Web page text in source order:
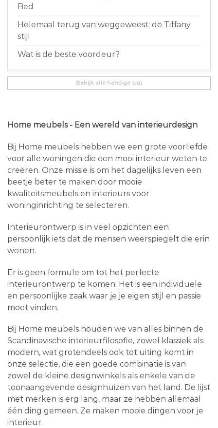
Bed
Helemaal terug van weggeweest: de Tiffany
stijl
Wat is de beste voordeur?
Bekijk alle handige tips
Home meubels - Een wereld van interieurdesign
Bij Home meubels hebben we een grote voorliefde
voor alle woningen die een mooi interieur weten te
creëren. Onze missie is om het dagelijks leven een
beetje beter te maken door mooie
kwaliteitsmeubels en interieurs voor
woninginrichting te selecteren.
Interieurontwerp is in veel opzichten een
persoonlijk iets dat de mensen weerspiegelt die erin
wonen.
Er is geen formule om tot het perfecte
interieurontwerp te komen. Het is een individuele
en persoonlijke zaak waar je je eigen stijl en passie
moet vinden.
Bij Home meubels houden we van alles binnen de
Scandinavische interieurfilosofie, zowel klassiek als
modern, wat grotendeels ook tot uiting komt in
onze selectie, die een goede combinatie is van
zowel de kleine designwinkels als enkele van de
toonaangevende designhuizen van het land. De lijst
met merken is erg lang, maar ze hebben allemaal
één ding gemeen. Ze maken mooie dingen voor je
interieur.